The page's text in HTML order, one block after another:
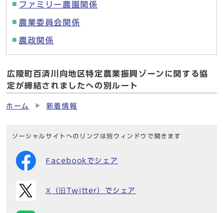
ファミリー農園関係
農業委員会関係
農政関係
広陵町百済川向地区特定農業振興ゾーンに関する協
定が締結されましたへの別ルート
ホーム 新着情報
ソーシャルサイトへのリンクは別ウィンドウで開きます
Facebookでシェア
X（旧Twitter）でシェア